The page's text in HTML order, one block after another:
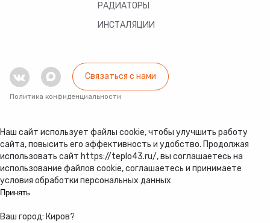
РАДИАТОРЫ
ИНСТАЛЯЦИИ
Политика конфиденциальности
Связаться с нами
Наш сайт использует файлы cookie, чтобы улучшить работу
сайта, повысить его эффективность и удобство. Продолжая
использовать сайт https://teplo43.ru/, вы соглашаетесь на
использование файлов cookie, соглашаетесь и принимаете
условия обработки персональных данных
Принять
Ваш город: Киров?